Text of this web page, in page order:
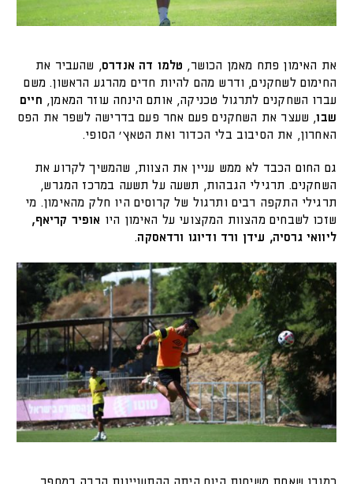
את האימון פתח מאמן הכושר, טלמו דה אנדרס, שהעביר את
החימום לשחקנים, ודרש מהם להיות חדים מהרגע הראשון. משם
עברו השחקנים לתרגול טכניקה, אותם הינחה עוזר המאמן, חיים
שבו, שעצר את השחקנים פעם אחר פעם בדרישה לשפר את הפס
האחרון, את הסיבוב בלי הכדור ואת הטאץ' הסופי.
גם החום הכבד לא ממש עניין את הצוות, שהמשיך לקרוע את
השחקנים. תרגילי הגבהות, תשעה על תשעה במרכז המגרש,
תרגילי התקפה רבים ותרגול של קרוסים היו חלק מהאימון. מי
שזכו לשבחים מהצוות המקצועי על האימון היו אופיר קריאף,
ליוואי גרסיה, עידן ורד ודיוגו ורדאסקה.